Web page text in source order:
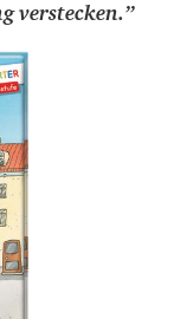
verstecken.”